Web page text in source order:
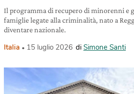
Il programma di recupero di minorenni e
famiglie legate alla criminalità, nato a
diventare nazionale.
Italia 15 luglio 2026 di Simone Santi